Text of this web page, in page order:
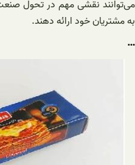
می‌توانند نقشی مهم در تحول صنعت
به مشتریان خود ارائه دهند.
…